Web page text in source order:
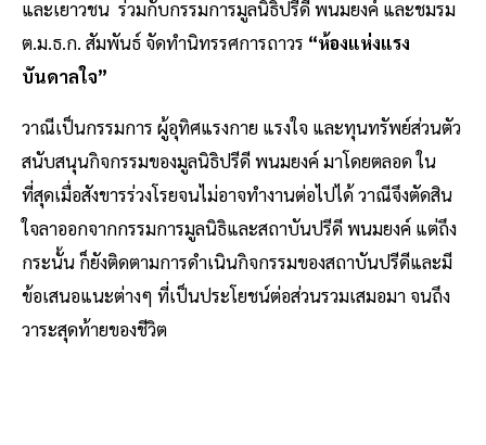
และเยาวชน ร่วมกับกรรมการมูลนิธิปรีดี พนมยงค์ และชมรม
ต.ม.ธ.ก. สัมพันธ์ จัดทำนิทรรศการถาวร “ห้องแห่งแรง
บันดาลใจ”
วาณีเป็นกรรมการ ผู้อุทิศแรงกาย แรงใจ และทุนทรัพย์ส่วนตัว
สนับสนุนกิจกรรมของมูลนิธิปรีดี พนมยงค์ มาโดยตลอด ใน
ที่สุดเมื่อสังขารร่วงโรยจนไม่อาจทำงานต่อไปได้ วาณีจึงตัดสิน
ใจลาออกจากกรรมการมูลนิธิและสถาบันปรีดี พนมยงค์ แต่ถึง
กระนั้น ก็ยังติดตามการดำเนินกิจกรรมของสถาบันปรีดีและมี
ข้อเสนอแนะต่างๆ ที่เป็นประโยชน์ต่อส่วนรวมเสมอมา จนถึง
วาระสุดท้ายของชีวิต